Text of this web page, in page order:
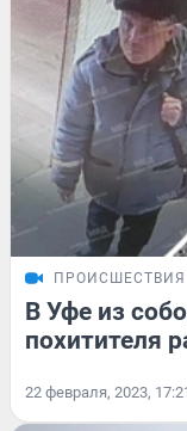
ПРОИСШЕСТВИЯ
В Уфе из
похитителя
22 февраля, 2023,